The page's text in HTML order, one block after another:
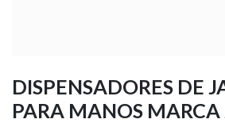
DISPENSADORES DE
PARA MANOS MARCA